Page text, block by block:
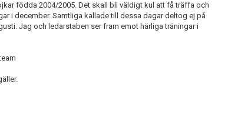
födda 2004/2005. Det skall bli väldigt kul att få träffa och
i december. Samtliga kallade till dessa dagar deltog ej på
Jag och ledarstaben ser fram emot härliga träningar i